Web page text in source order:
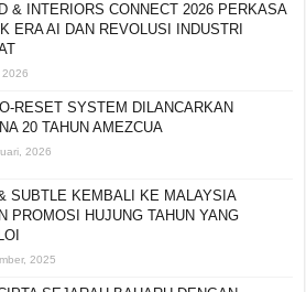
& INTERIORS CONNECT 2026 PERKASA
ERA AI DAN REVOLUSI INDUSTRI
RESET SYSTEM DILANCARKAN
20 TAHUN AMEZCUA
2026
SUBTLE KEMBALI KE MALAYSIA
PROMOSI HUJUNG TAHUN YANG
2025